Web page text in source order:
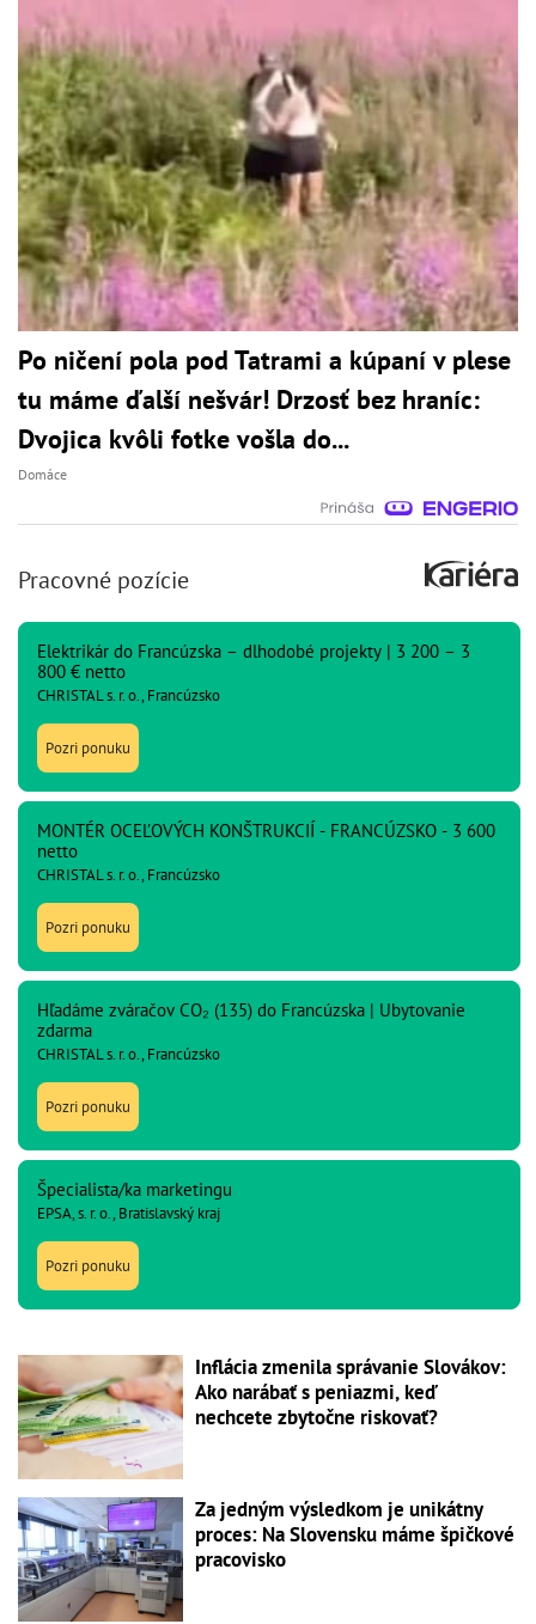
Po ničení pola pod Tatrami a kúpaní v plese
tu máme ďalší nešvár! Drzosť bez hraníc:
Dvojica kvôli fotke vošla do...
Domáce
Pracovné pozície
Elektrikár do Francúzska – dlhodobé projekty | 3 200 – 3
800 € netto
CHRISTAL s. r. o., Francúzsko
Pozri ponuku
MONTÉR OCEĽOVÝCH KONŠTRUKCIÍ - FRANCÚZSKO - 3 600
netto
CHRISTAL s. r. o., Francúzsko
Pozri ponuku
Hľadáme zváračov CO₂ (135) do Francúzska | Ubytovanie
zdarma
CHRISTAL s. r. o., Francúzsko
Pozri ponuku
Špecialista/ka marketingu
EPSA, s. r. o., Bratislavský kraj
Pozri ponuku
Inflácia zmenila správanie Slovákov:
Ako narábať s peniazmi, keď
nechcete zbytočne riskovať?
Za jedným výsledkom je unikátny
proces: Na Slovensku máme špičkové
pracovisko